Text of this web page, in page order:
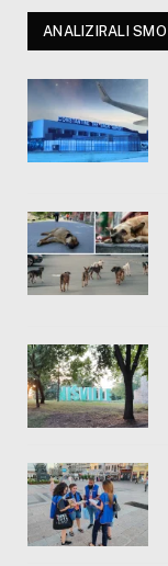
ANALIZIRALI SMO